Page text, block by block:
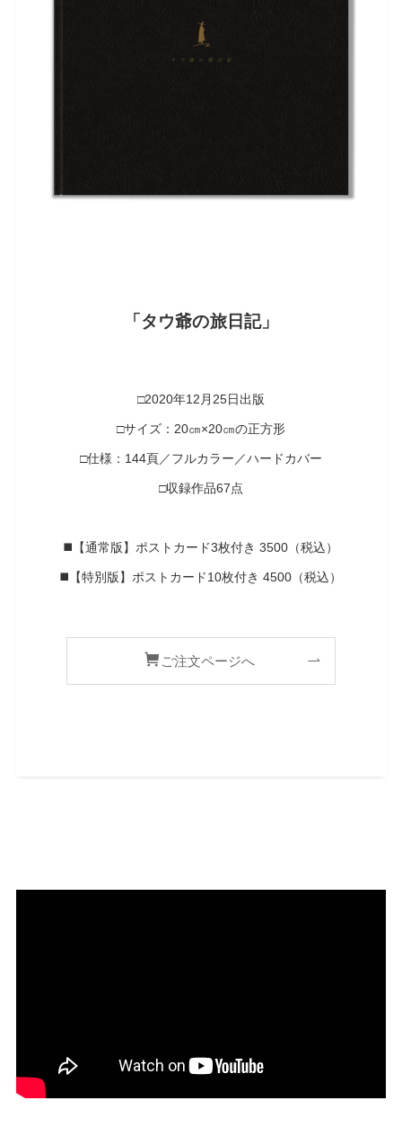
「タウ爺の旅日記」
□2020年12月25日出版
□サイズ：20㎝×20㎝の正方形
□仕様：144頁／フルカラー／ハードカバー
□収録作品67点
◼️【通常版】ポストカード3枚付き 3500（税込）
◼️【特別版】ポストカード10枚付き 4500（税込）
ご注文ページへ